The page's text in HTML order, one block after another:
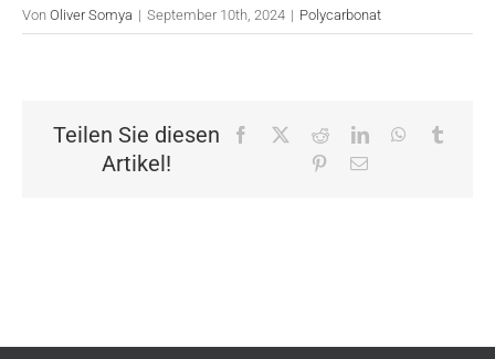
Von Oliver Somya | September 10th, 2024 | Polycarbonat
Teilen Sie diesen
Artikel!
Facebook RedditLinkedInWhatsApp
Pinterest
E-